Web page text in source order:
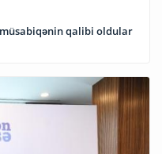
qalibi oldular